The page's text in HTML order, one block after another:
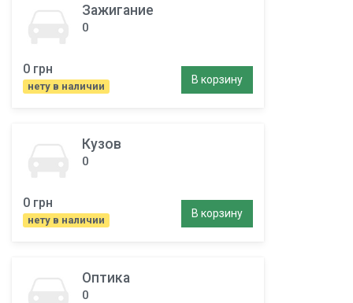
Зажигание
0
0 грн
нету в наличии
В корзину
Кузов
0
0 грн
нету в наличии
В корзину
Оптика
0